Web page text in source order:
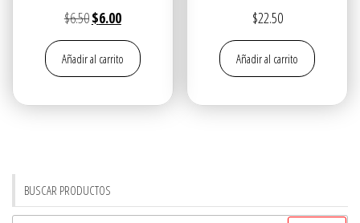
$6.50El
precio
original
$6.50.
$6.00El
precio
actual
$6.00.
Añadir al carrito
$22.50
Añadir al carrito
BUSCAR PRODUCTOS